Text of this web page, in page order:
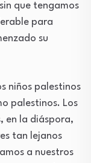
que tengamos
para
su
niños palestinos
palestinos. Los
en la diáspora,
tan lejanos
a nuestros